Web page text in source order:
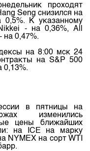
проходят
Seng снизился на
0,5%. К указанному
- на 0,36%, All
на 0,47%.
на 8:00 мск 24
на S&P 500
0,13%.
в пятницы на
изменились
цены ближайших
на ICE на марку
NYMEX на сорт WTI